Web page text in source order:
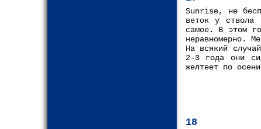
Sunrise, не
веток у ствола
самое. В этом
неравномерно.
На всякий
2-3 года они
желтеет по
18